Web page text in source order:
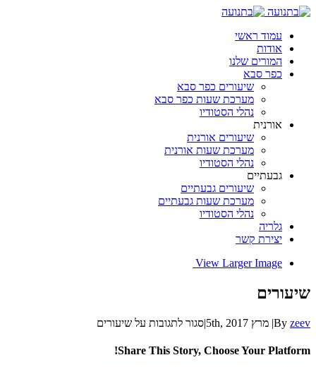
עמוד ראשי
אודות
המורים שלנו
כפר סבא
שיעורים כפר סבא
מערכת שעות כפר סבא
נהלי הסטודיו
אורנית
שיעורים אורנית
מערכת שעות אורנית
נהלי הסטודיו
גבעתיים
שיעורים גבעתיים
מערכת שעות גבעתיים
נהלי הסטודיו
גלריה
יצירת קשר
View Larger Image
שיעורים
By zeev
| מרץ 5th, 2017 |סגור לתגובות על שיעורים
Share This Story, Choose Your Platform!